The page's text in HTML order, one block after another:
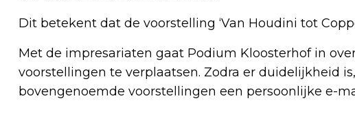
Dit betekent dat de voorstelling ‘Van Houdini tot
Met de impresariaten gaat Podium Kloosterhof in
voorstellingen te verplaatsen. Zodra er duidelijkheid
bovengenoemde voorstellingen een persoonlijke e-